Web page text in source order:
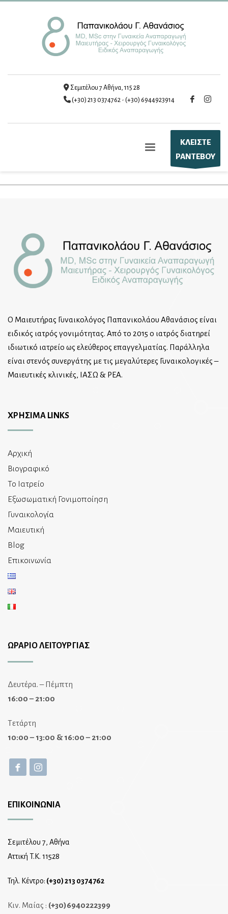
Σεμιτέλου 7 Αθήνα, 115 28
(+30) 213 0374762 - (+30) 6944923914
ΚΛΕΙΣΤΕ
ΡΑΝΤΕΒΟΥ
Ο Μαιευτήρας Γυναικολόγος Παπανικολάου Αθανάσιος είναι
ειδικός ιατρός γονιμότητας. Από το 2015 ο ιατρός διατηρεί
ιδιωτικό ιατρείο ως ελεύθερος επαγγελματίας. Παράλληλα
είναι στενός συνεργάτης με τις μεγαλύτερες Γυναικολογικές –
Μαιευτικές κλινικές, ΙΑΣΩ & ΡΕΑ.
ΧΡΗΣΙΜΑ LINKS
Αρχική
Βιογραφικό
Το Ιατρείο
Εξωσωματική Γονιμοποίηση
Γυναικολογία
Μαιευτική
Blog
Επικοινωνία
ΩΡΑΡΙΟ ΛΕΙΤΟΥΡΓΙΑΣ
Δευτέρα. – Πέμπτη
16:00 – 21:00
Τετάρτη
10:00 – 13:00 & 16:00 – 21:00
ΕΠΙΚΟΙΝΩΝΙΑ
Σεμιτέλου 7, Αθήνα
Αττική T.K. 11528
Τηλ. Κέντρο: (+30) 213 0374762
Κιν. Μαίας : (+30)6940222399